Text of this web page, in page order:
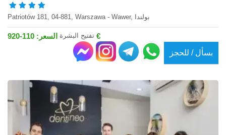
Patriotów 181, 04-881, Warszawa - Wawer, بولندا
تفتيح البشرة السعر: 110-920 €
بسأل / للحجز